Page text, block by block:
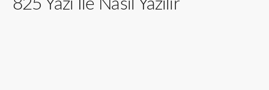
825 Yazı İle Nasıl Yazılır